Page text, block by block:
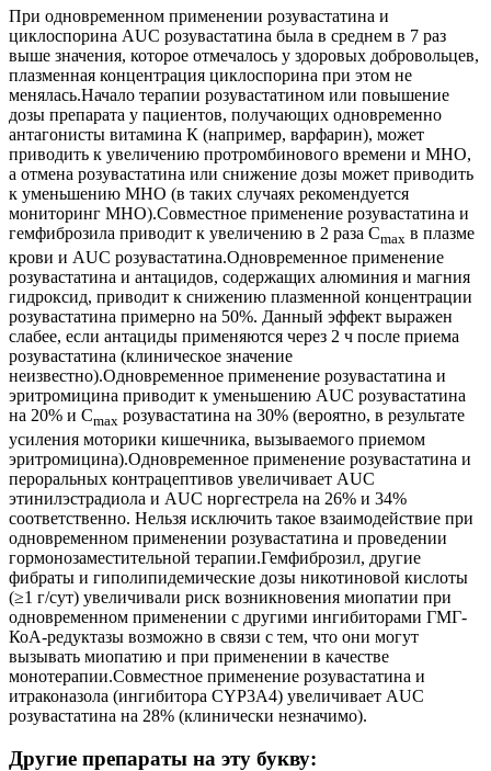
При одновременном применении розувастатина и
циклоспорина AUC розувастатина была в среднем в 7 раз
выше значения, которое отмечалось у здоровых добровольцев,
плазменная концентрация циклоспорина при этом не
менялась.Начало терапии розувастатином или повышение
дозы препарата у пациентов, получающих одновременно
антагонисты витамина К (например, варфарин), может
приводить к увеличению протромбинового времени и МНО,
а отмена розувастатина или снижение дозы может приводить
к уменьшению МНО (в таких случаях рекомендуется
мониторинг МНО).Совместное применение розувастатина и
гемфиброзила приводит к увеличению в 2 раза Cmax в плазме
крови и AUC розувастатина.Одновременное применение
розувастатина и антацидов, содержащих алюминия и магния
гидроксид, приводит к снижению плазменной концентрации
розувастатина примерно на 50%. Данный эффект выражен
слабее, если антациды применяются через 2 ч после приема
розувастатина (клиническое значение
неизвестно).Одновременное применение розувастатина и
эритромицина приводит к уменьшению AUC розувастатина
на 20% и Cmax розувастатина на 30% (вероятно, в результате
усиления моторики кишечника, вызываемого приемом
эритромицина).Одновременное применение розувастатина и
пероральных контрацептивов увеличивает AUC
этинилэстрадиола и AUC норгестрела на 26% и 34%
соответственно. Нельзя исключить такое взаимодействие при
одновременном применении розувастатина и проведении
гормонозаместительной терапии.Гемфиброзил, другие
фибраты и гиполипидемические дозы никотиновой кислоты
(≥1 г/сут) увеличивали риск возникновения миопатии при
одновременном применении с другими ингибиторами ГМГ-
КоА-редуктазы возможно в связи с тем, что они могут
вызывать миопатию и при применении в качестве
монотерапии.Совместное применение розувастатина и
итраконазола (ингибитора CYP3A4) увеличивает AUC
розувастатина на 28% (клинически незначимо).
Другие препараты на эту букву: